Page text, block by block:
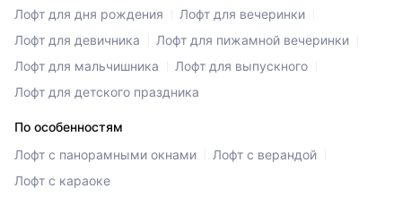
Лофт для дня рождения
Лофт для вечеринки
Лофт для девичника
Лофт для пижамной вечеринки
Лофт для мальчишника
Лофт для выпускного
Лофт для детского праздника
По особенностям
Лофт с панорамными окнами
Лофт с верандой
Лофт с караоке